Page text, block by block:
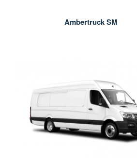
Ambertruck SM